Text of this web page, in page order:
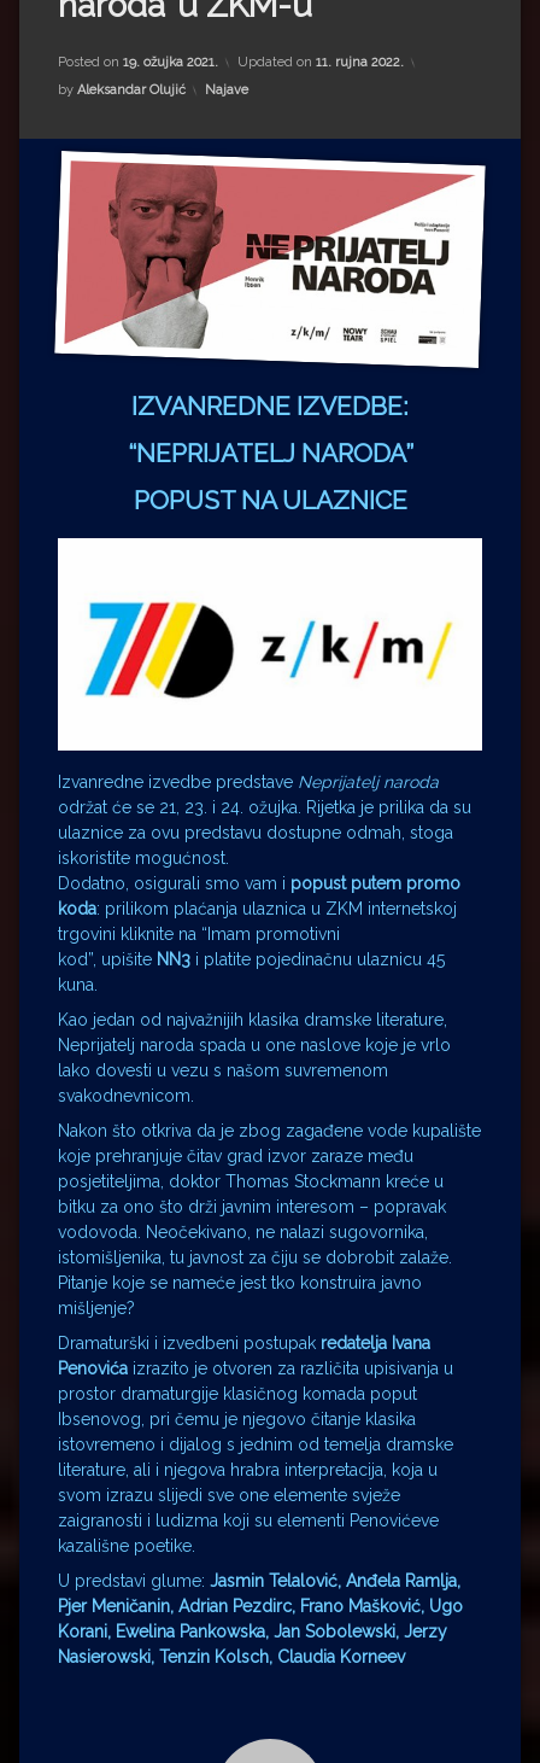
Impressum
Milenko Strižak
Drugi autori
Drugi autori
Ljiljana Lekanić-Kljaić
Željko Krznarić
Mario Lovreković
Miroslav Šantek
Posted on 19. ožujka 2021. Updated on 11. rujna 2022.
by Aleksandar Olujić Kategorije:
Najave
IZVANREDNE IZVEDBE:
“NEPRIJATELJ NARODA”
POPUST NA ULAZNICE
Izvanredne izvedbe predstave Neprijatelj naroda
održat će se 21, 23. i 24. ožujka. Rijetka je prilika da su
ulaznice za ovu predstavu dostupne odmah, stoga
iskoristite mogućnost.
Dodatno, osigurali smo vam i popust putem promo
koda: prilikom plaćanja ulaznica u ZKM internetskoj
trgovini kliknite na “Imam promotivni
kod”, upišite NN3 i platite pojedinačnu ulaznicu 45
kuna.
Kao jedan od najvažnijih klasika dramske literature,
Neprijatelj naroda spada u one naslove koje je vrlo
lako dovesti u vezu s našom suvremenom
svakodnevnicom.
Nakon što otkriva da je zbog zagađene vode kupalište
koje prehranjuje čitav grad izvor zaraze među
posjetiteljima, doktor Thomas Stockmann kreće u
bitku za ono što drži javnim interesom – popravak
vodovoda. Neočekivano, ne nalazi sugovornika,
istomišljenika, tu javnost za čiju se dobrobit zalaže.
Pitanje koje se nameće jest tko konstruira javno
mišljenje?
Dramaturški i izvedbeni postupak redatelja Ivana
Penovića izrazito je otvoren za različita upisivanja u
prostor dramaturgije klasičnog komada poput
Ibsenovog, pri čemu je njegovo čitanje klasika
istovremeno i dijalog s jednim od temelja dramske
literature, ali i njegova hrabra interpretacija, koja u
svom izrazu slijedi sve one elemente svježe
zaigranosti i ludizma koji su elementi Penovićeve
kazališne poetike.
U predstavi glume: Jasmin Telalović, Anđela Ramlja,
Pjer Meničanin, Adrian Pezdirc, Frano Mašković, Ugo
Korani, Ewelina Pankowska, Jan Sobolewski, Jerzy
Nasierowski, Tenzin Kolsch, Claudia Korneev